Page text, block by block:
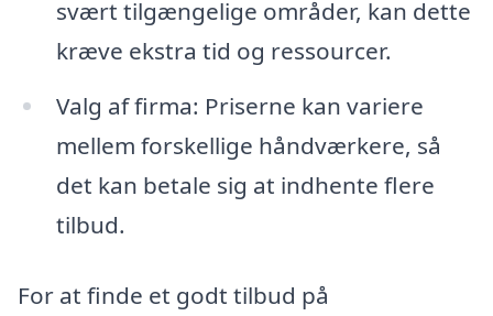
svært tilgængelige områder, kan dette
kræve ekstra tid og ressourcer.
Valg af firma: Priserne kan variere
mellem forskellige håndværkere, så
det kan betale sig at indhente flere
tilbud.
For at finde et godt tilbud på